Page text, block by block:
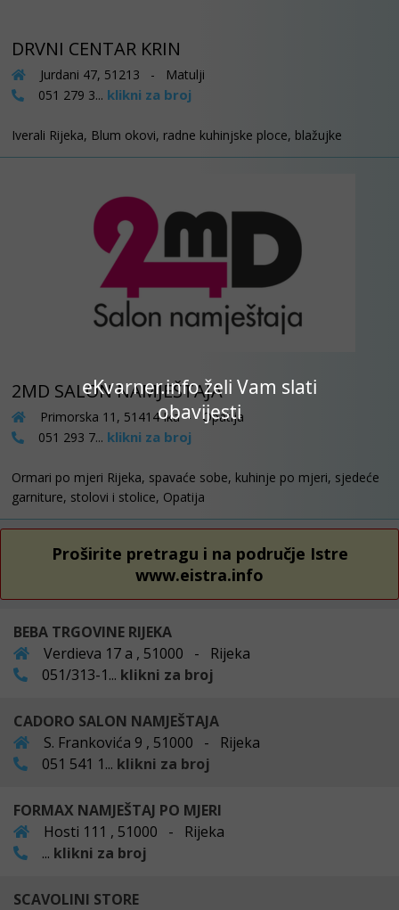
eKvarner.info želi Vam slati
obavijesti
DRVNI CENTAR KRIN
Jurdani 47, 51213 - Matulji
051 279 3... klikni za broj
Iverali Rijeka, Blum okovi, radne kuhinjske ploce, blažujke
2MD SALON NAMJEŠTAJA
Primorska 11, 51414 Ika - Opatija
051 293 7... klikni za broj
Ormari po mjeri Rijeka, spavaće sobe, kuhinje po mjeri, sjedeće
garniture, stolovi i stolice, Opatija
Proširite pretragu i na područje Istre
www.eistra.info
BEBA TRGOVINE RIJEKA
Verdieva 17 a , 51000 - Rijeka
051/313-1... klikni za broj
CADORO SALON NAMJEŠTAJA
S. Frankovića 9 , 51000 - Rijeka
051 541 1... klikni za broj
FORMAX NAMJEŠTAJ PO MJERI
Hosti 111 , 51000 - Rijeka
... klikni za broj
SCAVOLINI STORE